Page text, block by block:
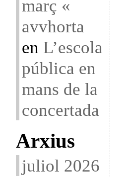
març «
avvhorta
en L’escola
pública en
mans de la
concertada
Arxius
juliol 2026